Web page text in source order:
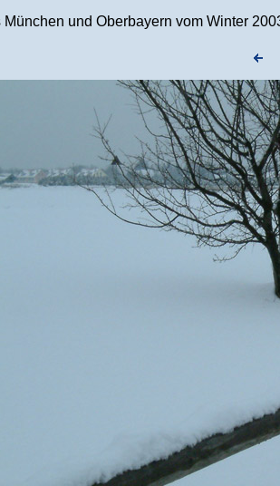
und Oberbayern vom Winter